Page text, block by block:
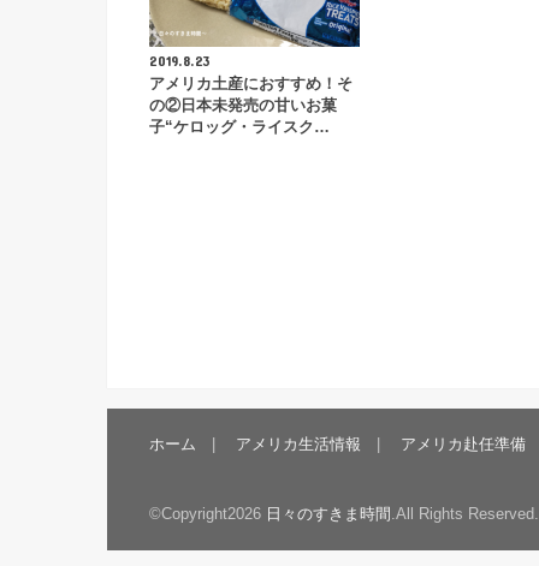
2019.8.23
アメリカ土産におすすめ！そ
の②日本未発売の甘いお菓
子“ケロッグ・ライスク…
ホーム アメリカ生活情報 アメリカ赴任準備
©Copyright2026 日々のすきま時間 .All Rights Reserved.